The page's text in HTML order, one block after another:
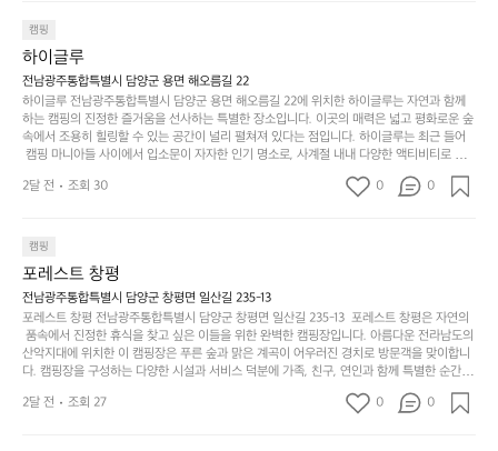
이
걸
리
는
순
다.
그
럴
때
는
차
갑’입
니
다.
일
상
에
고
다
니
고
싶
어
분
하
고,
단
순
하
하
지
않
은
디
자
바로 화장실있음 .5분거리 cu .2분거리 음식점  항구에
서부터 해변까지 버스도 다니네요 ㅎㅎㅎ 아이들 엄청
좋아하네요 점심쯤도착해서 철수할때까지 물놀이 3
타임이나 했네요 ⛱️
항구에서부터 해변까지 버스도 다니네요 ㅎㅎㅎ 아이들 엄청 좋아하네요 점
심쯤도착해서 철수할때까지 물놀이 3타임이나 했네요 ⛱️
포
리
해
변
캠
핑!
무
좋
네
요
이
캠핑
하이글루
전남광주통합특별시 담양군 용면 해오름길 22
하이글루 전남광주통합특별시 담양군 용면 해오름길 22에 위치한 하이글루는 자연과 함께
하는 캠핑의 진정한 즐거움을 선사하는 특별한 장소입니다. 이곳의 매력은 넓고 평화로운 숲
속에서 조용히 힐링할 수 있는 공간이 널리 펼쳐져 있다는 점입니다. 하이글루는 최근 들어
캠핑 마니아들 사이에서 입소문이 자자한 인기 명소로, 사계절 내내 다양한 액티비티로 방
문객들을 맞이합니다. 특히, 하이글루의 독특한 시설인 글램핑 텐트는 고객들에게 아늑한 잠
자리를 제공하며, 캠핑의 매력을 한층 더해 줍니다. 밖에서는 자연의 소리를 들으며, 내부에
함께 좋은 시간을 보낼 수 있다는 것입니다. 또한, 하이글루 인근에는 다양한 트레킹 코스와
자전거 도로가 있어 아웃도어 활동을 좋아하는 이들에게 더욱 참조할 만한 장소가 됩니다.
담양의 아름다운 자연과 함께, 건강한 레저 활동을 즐기며 행복한 캠핑 경험을 쌓으실 수 있
습니다. 하이글루에서 특별한 순간을 만끽해보세요. 따뜻한 햇살과 함께하는 아침, 상징적인
담양의 죽녹원과 함께 어우러진 저녁, 그리고 고요한 밤하늘 아래에서 별을 바라보며 나누는
이야기들은 여러분의 캠핑 여행을 더욱 특별하게 만들어 줄 것입니다.  인기 정도: ★★★★
★
2달 전 조회 30 0 0
캠핑
포레스트 창평
전남광주통합특별시 담양군 창평면 일산길 235-13
포레스트 창평 전남광주통합특별시 담양군 창평면 일산길 235-13  포레스트 창평은 자연의
품속에서 진정한 휴식을 찾고 싶은 이들을 위한 완벽한 캠핑장입니다. 아름다운 전라남도의
산악지대에 위치한 이 캠핑장은 푸른 숲과 맑은 계곡이 어우러진 경치로 방문객을 맞이합니
다. 캠핑장을 구성하는 다양한 시설과 서비스 덕분에 가족, 친구, 연인과 함께 특별한 순간을
만들어갈 수 있는 최적의 공간이 됩니다.  포레스트 창평은 주말마다 직접 재배한 신선한 농
산물을 제공하는 캠핑장으로, 현지에서만 느낄 수 있는 자연의 맛을 경험할 수 있습니다. 또
2달 전 조회 27 0 0